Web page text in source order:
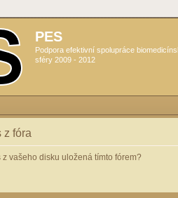
PES
Podpora efektivní spolupráce
sféry 2009 - 2012
z fóra
vašeho disku uložená tímto fórem?